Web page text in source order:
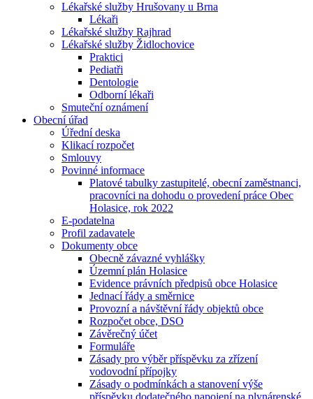
Lékařské služby Hrušovany u Brna
Lékaři
Lékařské služby Rajhrad
Lékařské služby Židlochovice
Praktici
Pediatři
Dentologie
Odborní lékaři
Smuteční oznámení
Obecní úřad
Úřední deska
Klikací rozpočet
Smlouvy
Povinné informace
Platové tabulky zastupitelé, obecní zaměstnanci,
pracovníci na dohodu o provedení práce Obec
Holasice, rok 2022
E-podatelna
Profil zadavatele
Dokumenty obce
Obecně závazné vyhlášky
Územní plán Holasice
Evidence právních předpisů obce Holasice
Jednací řády a směrnice
Provozní a návštěvní řády objektů obce
Rozpočet obce, DSO
Závěrečný účet
Formuláře
Zásady pro výběr příspěvku za zřízení
vodovodní přípojky
Zásady o podmínkách a stanovení výše
příspěvku dodatečného napojení na plynárenské